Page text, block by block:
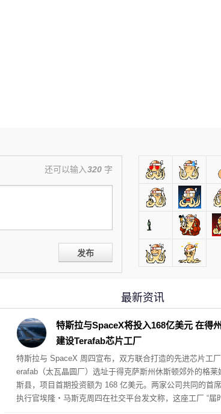
还可以输入320 字
发布
最新资讯
特斯拉与SpaceX将投入168亿美元 在得州
建设Terafab芯片工厂
特斯拉与 SpaceX 周四宣布，双方联合打造的先进芯片工
erafab（太瓦晶圆厂）选址于得克萨斯州休斯顿郊外的格莱
斯县，项目首期投资额为 168 亿美元。两家公司共同的首席
执行官埃隆・马斯克周四在社交平台发文称，这座工厂 “届